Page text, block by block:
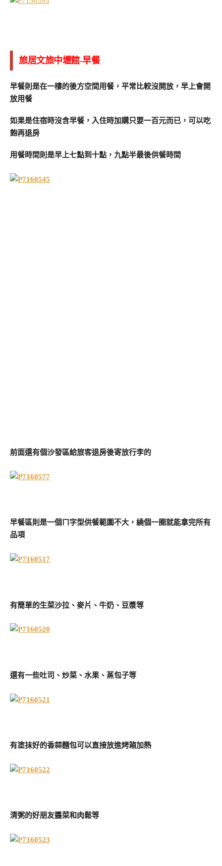
旅居文旅中壢館-早餐
早餐則是在一樓的後方空間用餐，平常比較沒開放，早上會開
放用餐
如果是住宿時沒含早餐，入住時加購只要一百元而已，可以吃
飽再退房
用餐時間則是早上七點到十點，九點半最後供餐時間
前面還有個沙發區給旅客退房後寄放行李的
早餐區則是一個ㄇ字型供餐範圍不大，繞個一圈就能拿完所有
品項
有簡單的生菜沙拉、麥片、牛奶、豆漿等
還有一些吐司、炒菜、水果、蒸包子等
有塗抹好的香蒜麵包可以直接放進烤箱加熱
清粥的好朋友醬菜和肉鬆等